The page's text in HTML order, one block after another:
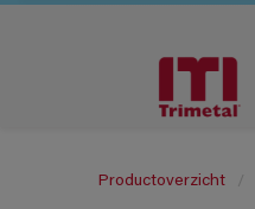
Productoverzicht